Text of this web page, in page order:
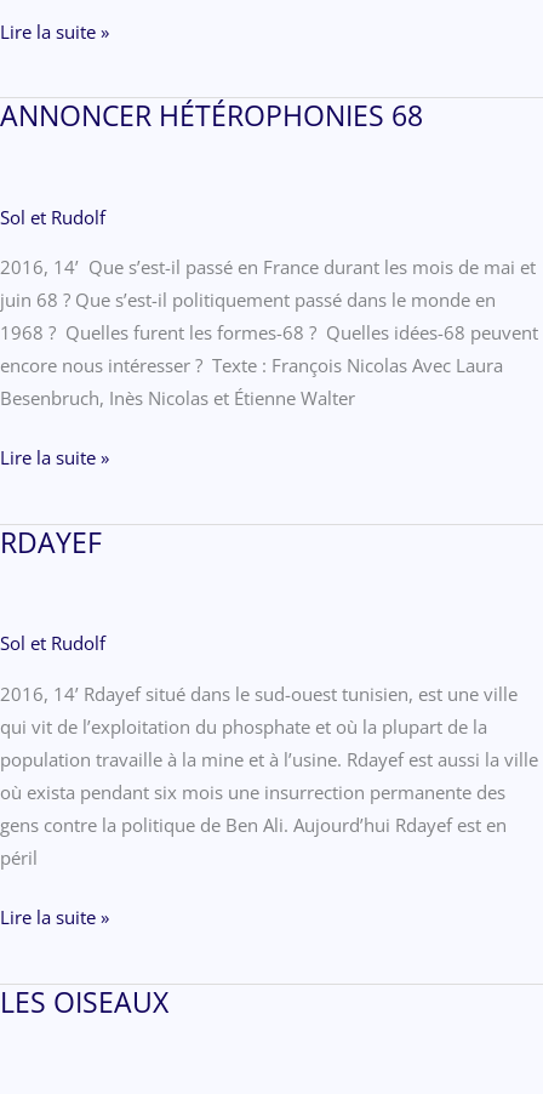
WEEK-
UN
FILM
AUTRES
Lire la suite »
ANNONCER HÉTÉROPHONIES 68
Sol et Rudolf
2016, 14’ Que s’est-il passé en France durant les mois de mai et
juin 68 ? Que s’est-il politiquement passé dans le monde en
1968 ? Quelles furent les formes-68 ? Quelles idées-68 peuvent
encore nous intéresser ? Texte : François Nicolas Avec Laura
Besenbruch, Inès Nicolas et Étienne Walter
ANNONCER
68
Lire la suite »
RDAYEF
Sol et Rudolf
2016, 14’ Rdayef situé dans le sud-ouest tunisien, est une ville
qui vit de l’exploitation du phosphate et où la plupart de la
population travaille à la mine et à l’usine. Rdayef est aussi la ville
où exista pendant six mois une insurrection permanente des
gens contre la politique de Ben Ali. Aujourd’hui Rdayef est en
péril
RDAYEF
Lire la suite »
LES OISEAUX